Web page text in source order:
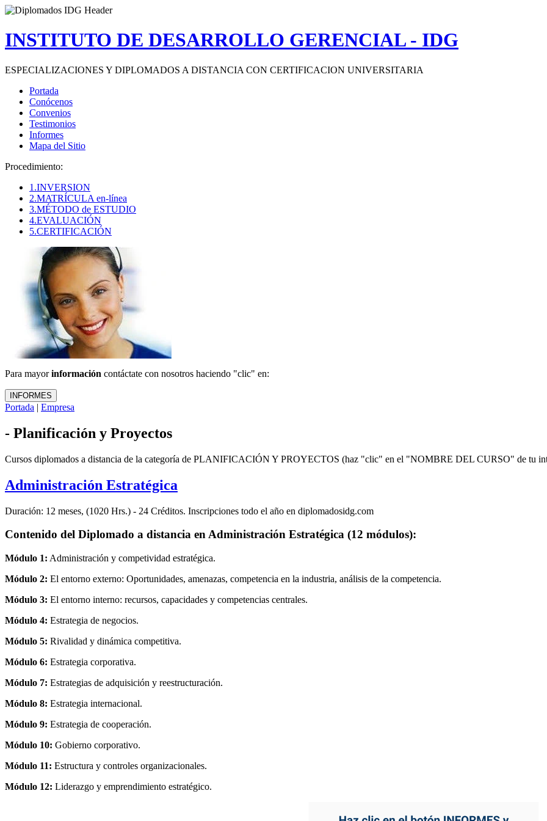
INSTITUTO DE DESARROLLO GERENCIAL - IDG
ESPECIALIZACIONES Y DIPLOMADOS A DISTANCIA CON CERTIFICACION UNIVERSITARIA
Portada
Conócenos
Convenios
Testimonios
Informes
Mapa del Sitio
Procedimiento:
1.INVERSION
2.MATRÍCULA en-línea
3.MÉTODO de ESTUDIO
4.EVALUACIÓN
5.CERTIFICACIÓN
Para mayorinformación contáctate con nosotros haciendo "clic" en:
Portada | Empresa
- Planificación y Proyectos
Cursos diplomados a distancia de la categoría de PLANIFICACIÓN Y PROYECTOS (haz "clic" en el "NOMBRE DEL CURSO" de tu
Administración Estratégica
Duración: 12 meses, (1020 Hrs.) - 24 Créditos. Inscripciones todo el año en diplomadosidg.com
Contenido del Diplomado a distancia en Administración Estratégica (12 módulos):
Módulo 1: Administración y competividad estratégica.
Módulo 2: El entorno externo: Oportunidades, amenazas, competencia en la industria, análisis de la competencia.
Módulo 3: El entorno interno: recursos, capacidades y competencias centrales.
Módulo 4: Estrategia de negocios.
Módulo 5: Rivalidad y dinámica competitiva.
Módulo 6: Estrategia corporativa.
Módulo 7: Estrategias de adquisición y reestructuración.
Módulo 8: Estrategia internacional.
Módulo 9: Estrategia de cooperación.
Módulo 10: Gobierno corporativo.
Módulo 11: Estructura y controles organizacionales.
Módulo 12: Liderazgo y emprendimiento estratégico.